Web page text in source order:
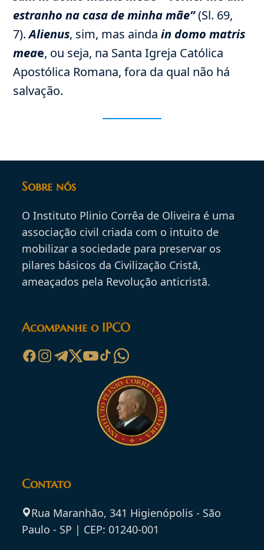
estranho na casa de minha mãe”(Sl. 69,
7).Alienus, sim, mas aindain domo matris
meae, ou seja, na Santa Igreja Católica
Apostólica Romana, fora da qual não há
salvação.
Sobre nós
O Instituto Plinio Corrêa de Oliveira é uma
associação civil criada com o intuito de
mobilizar a sociedade para preservar os
pilares básicos da Civilização Cristã,
ameaçados pela Revolução anticristã.
Acompanhe o IPCO
Contato
Rua Maranhão, 341 Higienópolis - São
Paulo - SP | CEP: 01240-001